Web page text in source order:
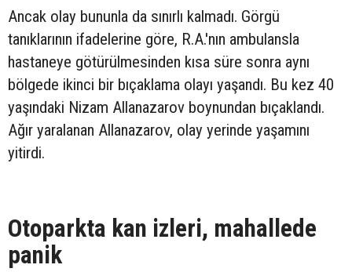
Ancak olay bununla da sınırlı kalmadı. Görgü
tanıklarının ifadelerine göre, R.A.'nın ambulansla
hastaneye götürülmesinden kısa süre sonra aynı
bölgede ikinci bir bıçaklama olayı yaşandı. Bu kez 40
yaşındaki Nizam Allanazarov boynundan bıçaklandı.
Ağır yaralanan Allanazarov, olay yerinde yaşamını
yitirdi.
Otoparkta kan izleri, mahallede
panik